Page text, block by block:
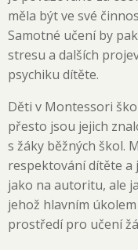
měla být ve své
Samotné učení by
stresu a dalších
psychiku dítěte.
Děti v Montessori
přesto jsou jejich
s žáky běžných škol.
respektování dítěte a
jako na autoritu, ale
jehož hlavním
prostředí pro učení